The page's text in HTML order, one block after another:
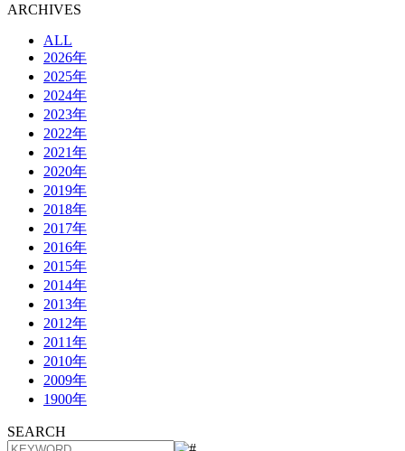
ARCHIVES
ALL
2026年
2025年
2024年
2023年
2022年
2021年
2020年
2019年
2018年
2017年
2016年
2015年
2014年
2013年
2012年
2011年
2010年
2009年
1900年
SEARCH